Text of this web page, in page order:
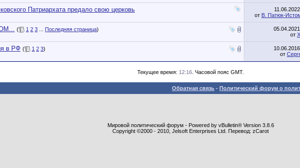
Патриархата предало свою церковь 11.06.2022
от В. Патюк-
( 1 2 3 Последняя страница)
05.04.2021
от
в РФ ( 1 2 3)
10.06.2016
от
Текущее время: 12:16 . Часовой пояс GMT.
Обратная связь - Политический форум о
Мировой политический форум - Powered by vBulletin® Version 3.8.6
Copyright ©2000 - 2010, Jelsoft Enterprises Ltd. Перевод: zCarot